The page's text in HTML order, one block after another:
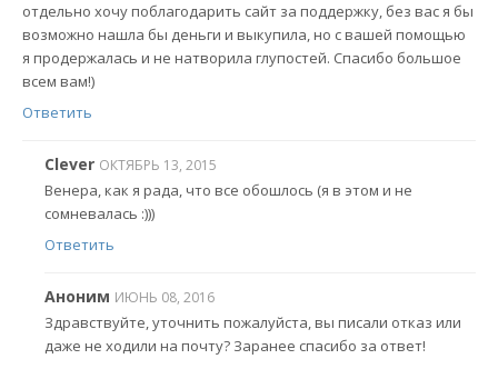
отдельно хочу поблагодарить сайт за поддержку, без вас я бы
возможно нашла бы деньги и выкупила, но с вашей помощью
я продержалась и не натворила глупостей. Спасибо большое
всем вам!)
Ответить
Clever ОКТЯБРЬ 13, 2015
Венера, как я рада, что все обошлось (я в этом и не
сомневалась :)))
Ответить
Аноним ИЮНЬ 08, 2016
Здравствуйте, уточнить пожалуйста, вы писали отказ или
даже не ходили на почту? Заранее спасибо за ответ!